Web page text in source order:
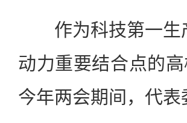
作为科技第一生
动力重要结合点的
今年两会期间，代